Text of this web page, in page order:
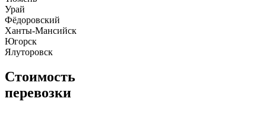
Урай
Фёдоровский
Ханты-Мансийск
Югорск
Ялуторовск
Стоимость
перевозки